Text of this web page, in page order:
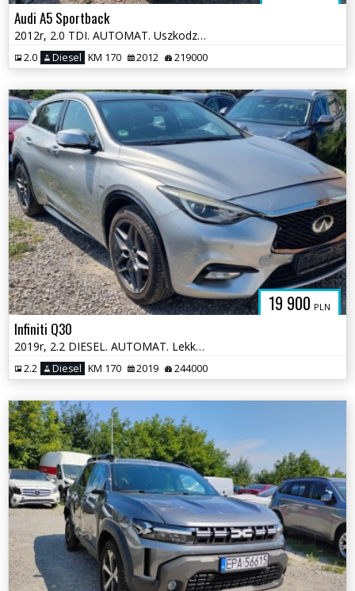
Audi A5 Sportback
2012r, 2.0 TDI. AUTOMAT. Uszkodzony lewy przód. Poobijany. Jeździ.
2.0 Diesel KM 170 2012 219000
19 900 PLN
Infiniti Q30
2019r, 2.2 DIESEL. AUTOMAT. Lekko uszkodzony lewy tył. Jeździ .
2.2 Diesel KM 170 2019 244000